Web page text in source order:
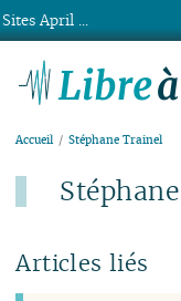
Accueil Stéphane Trainel
Articles liés
Sites April ...